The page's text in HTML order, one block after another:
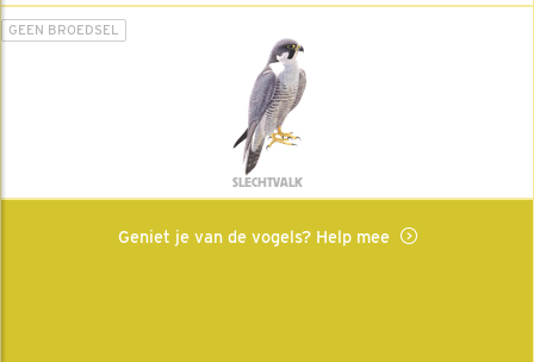
GEEN BROEDSEL
SLECHTVALK
Geniet je van de vogels? Help mee